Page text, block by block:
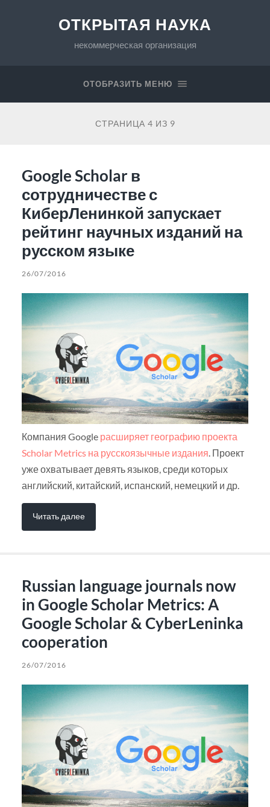
ОТКРЫТАЯ НАУКА
некоммерческая организация
ОТОБРАЗИТЬ МЕНЮ
СТРАНИЦА 4 ИЗ 9
Google Scholar в
сотрудничестве с
КиберЛенинкой запускает
рейтинг научных изданий на
русском языке
26/07/2016
Компания Google расширяет географию проекта
Scholar Metrics на русскоязычные издания. Проект
уже охватывает девять языков, среди которых
английский, китайский, испанский, немецкий и др.
Читать далее
Russian language journals now
in Google Scholar Metrics: A
Google Scholar & CyberLeninka
cooperation
26/07/2016